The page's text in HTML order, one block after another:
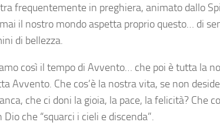
frequentemente in preghiera, animato dallo
il nostro mondo aspetta proprio questo… di
di bellezza.
così il tempo di Avvento… che poi è tutta la
Avvento. Che cos’è la nostra vita, se non
che ci doni la gioia, la pace, la felicità? Che
Dio che “squarci i cieli e discenda”.